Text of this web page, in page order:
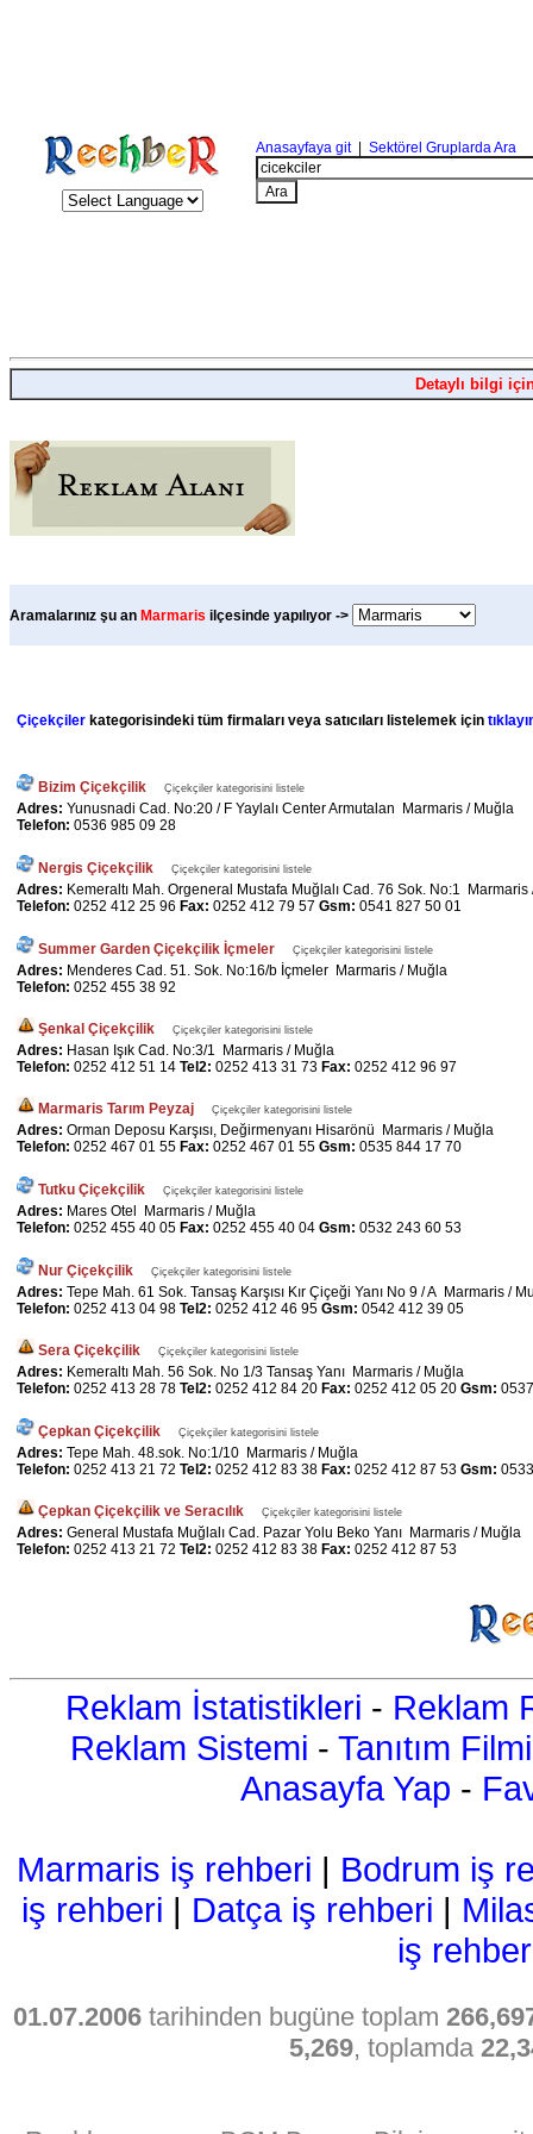
Anasayfaya git| Sektörel Gruplarda Ara
Detaylı bilgi
Aramalarınız şu an Marmaris ilçesinde yapılıyor ->
Çiçekçiler kategorisindeki tüm firmaları veya satıcıları listelemek için
Bizim Çiçekçilik Çiçekçiler kategorisini listele
Adres: Yunusnadi Cad. No:20 / F Yaylalı Center Armutalan Marmaris / Muğla
Telefon: 0536 985 09 28
Nergis Çiçekçilik Çiçekçiler kategorisini listele
Adres: Kemeraltı Mah. Orgeneral Mustafa Muğlalı Cad. 76 Sok. No:1 Marmaris
Telefon: 0252 412 25 96 Fax: 0252 412 79 57 Gsm: 0541 827 50 01
Summer Garden Çiçekçilik İçmeler Çiçekçiler kategorisini listele
Adres: Menderes Cad. 51. Sok. No:16/b İçmeler Marmaris / Muğla
Telefon: 0252 455 38 92
Şenkal Çiçekçilik Çiçekçiler kategorisini listele
Adres: Hasan Işık Cad. No:3/1 Marmaris / Muğla
Telefon: 0252 412 51 14 Tel2: 0252 413 31 73 Fax: 0252 412 96 97
Marmaris Tarım Peyzaj Çiçekçiler kategorisini listele
Adres: Orman Deposu Karşısı, Değirmenyanı Hisarönü Marmaris / Muğla
Telefon: 0252 467 01 55 Fax: 0252 467 01 55 Gsm: 0535 844 17 70
Tutku Çiçekçilik Çiçekçiler kategorisini listele
Adres: Mares Otel Marmaris / Muğla
Telefon: 0252 455 40 05 Fax: 0252 455 40 04 Gsm: 0532 243 60 53
Nur Çiçekçilik Çiçekçiler kategorisini listele
Adres: Tepe Mah. 61 Sok. Tansaş Karşısı Kır Çiçeği Yanı No 9 / A Marmaris /
Telefon: 0252 413 04 98 Tel2: 0252 412 46 95 Gsm: 0542 412 39 05
Sera Çiçekçilik Çiçekçiler kategorisini listele
Adres: Kemeraltı Mah. 56 Sok. No 1/3 Tansaş Yanı Marmaris / Muğla
Telefon: 0252 413 28 78 Tel2: 0252 412 84 20 Fax: 0252 412 05 20 Gsm:
Çepkan Çiçekçilik Çiçekçiler kategorisini listele
Adres: Tepe Mah. 48.sok. No:1/10 Marmaris / Muğla
Telefon: 0252 413 21 72 Tel2: 0252 412 83 38 Fax: 0252 412 87 53 Gsm:
Çepkan Çiçekçilik ve Seracılık Çiçekçiler kategorisini listele
Adres: General Mustafa Muğlalı Cad. Pazar Yolu Beko Yanı Marmaris / Muğla
Telefon: 0252 413 21 72 Tel2: 0252 412 83 38 Fax: 0252 412 87 53
Reklam İstatistikleri - Reklam
Reklam Sistemi - Tanıtım Filmi
Anasayfa Yap -
Marmaris iş rehberi | Bodrum iş
iş rehberi | Datça iş rehberi |
iş
01.07.2006 tarihinden bugüne toplam
5,269, toplamda